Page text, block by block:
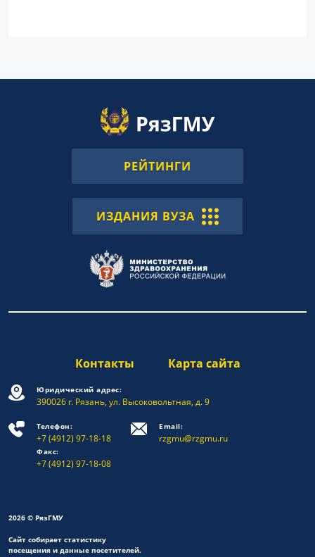
РЕЙТИНГИ
ИЗДАНИЯ ВУЗА
Контакты Карта сайта
Юридический адрес:
390026 г. Рязань, ул. Высоковольтная, д. 9
Телефон:
+7 (4912) 97-18-18
Факс:
+7 (4912) 97-18-08
Email:
rzgmu@rzgmu.ru
2026 © РязГМУ
Сайт собирает статистику
посещения и данные посетителей.